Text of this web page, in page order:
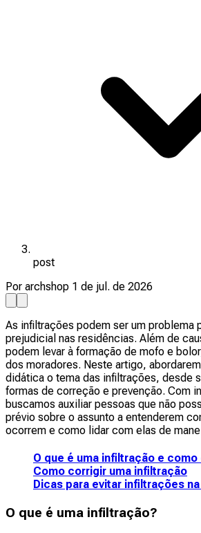
post
Por archshop 1 de jul. de 2026
As infiltrações podem ser um problema
prejudicial nas residências. Além de
podem levar à formação de mofo e
dos moradores. Neste artigo,
didática o tema das infiltrações, desde
formas de correção e prevenção. Com
buscamos auxiliar pessoas que não
prévio sobre o assunto a entenderem
ocorrem e como lidar com elas de
O que é uma infiltração e
Como corrigir uma infiltração
Dicas para evitar infiltrações
O que é uma infiltração?